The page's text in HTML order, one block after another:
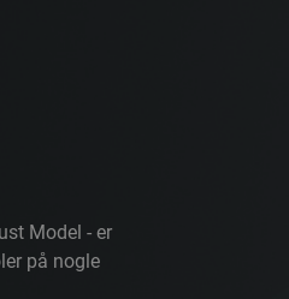
Model - er
på nogle